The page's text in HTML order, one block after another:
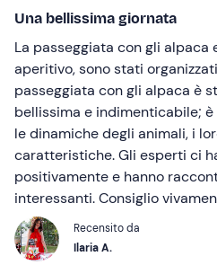
Una bellissima giornata
La passeggiata con gli alpaca
aperitivo, sono stati
passeggiata con gli alpaca è
bellissima e indimenticabile;
le dinamiche degli animali, i
caratteristiche. Gli esperti ci
positivamente e hanno
interessanti. Consiglio
Recensito da
Ilaria A.